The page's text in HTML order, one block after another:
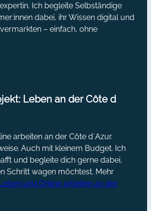
Ich begleite Selbständige
dabei, ihr Wissen digital und
– einfach, ohne
Leben an der Côte d
arbeiten an der Côte d´Azur.
Auch mit kleinem Budget. Ich
und begleite dich gerne dabei,
Schritt wagen möchtest. Mehr
Leben und Online arbeiten an der